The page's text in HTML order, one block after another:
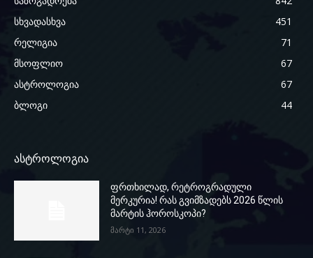
სხვადასხვა
451
რელიგია
71
მსოფლიო
67
ასტროლოგია
67
ბლოგი
44
ასტროლოგია
ფრთხილად, რეტროგრადული
მერკურია! რას გვიმზადებს 2026 წლის
მარტის ჰოროსკოპი?
მარტი 11, 2026